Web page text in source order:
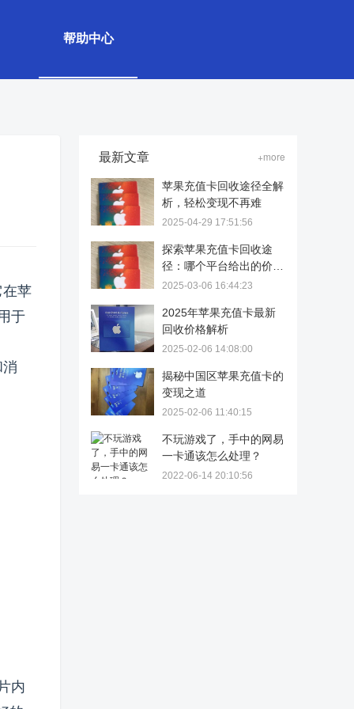
帮助中心
苹
于
内
最新文章 +more
苹果充值卡回收途径全解
析，轻松变现不再难
2025-04-29 17:51:56
探索苹果充值卡回收途
径：哪个平台给出的价格
更高？
2025-03-06 16:44:23
2025年苹果充值卡最新
回收价格解析
2025-02-06 14:08:00
揭秘中国区苹果充值卡的
变现之道
2025-02-06 11:40:15
不玩游戏了，手中的网易
一卡通该怎么处理？
2022-06-14 20:10:56